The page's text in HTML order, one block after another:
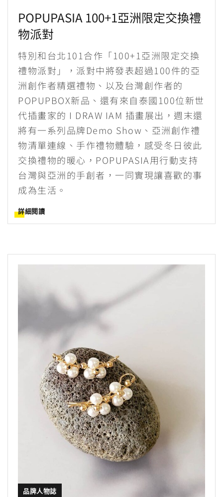
POPUPASIA 100+1亞洲限定交換禮
物派對
特別和台北101合作「100+1亞洲限定交換
禮物派對」，派對中將發表超過100件的亞
洲創作者精選禮物、以及台灣創作者的
POPUPBOX新品、還有來自泰國100位新世
代插畫家的 I DRAW IAM 插畫展出，週末還
將有一系列品牌Demo Show、亞洲創作禮
物清單連線、手作禮物體驗，感受冬日彼此
交換禮物的暖心，POPUPASIA用行動支持
台灣與亞洲的手創者，一同實現讓喜歡的事
成為生活。
詳細閱讀
品牌人物誌